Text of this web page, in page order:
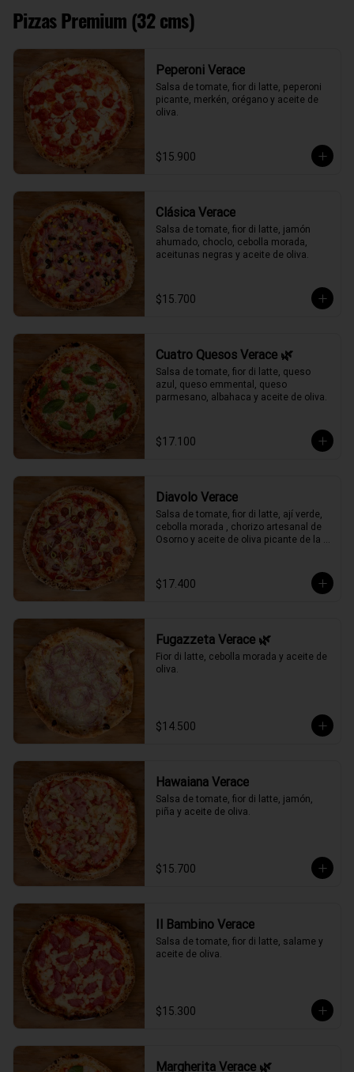
Pizzas Premium (32 cms)
Peperoni Verace
Salsa de tomate, fior di latte, peperoni
picante, merkén, orégano y aceite de
oliva.
$15.900
Clásica Verace
Salsa de tomate, fior di latte, jamón
ahumado, choclo, cebolla morada,
aceitunas negras y aceite de oliva.
$15.700
Cuatro Quesos Verace 🌿
Salsa de tomate, fior di latte, queso
azul, queso emmental, queso
parmesano, albahaca y aceite de oliva.
$17.100
Diavolo Verace
Salsa de tomate, fior di latte, ají verde,
cebolla morada , chorizo artesanal de
Osorno y aceite de oliva picante de la
$17.400
Fugazzeta Verace 🌿
Fior di latte, cebolla morada y aceite de
oliva.
$14.500
Hawaiana Verace
Salsa de tomate, fior di latte, jamón,
piña y aceite de oliva.
$15.700
Il Bambino Verace
Salsa de tomate, fior di latte, salame y
aceite de oliva.
$15.300
Margherita Verace 🌿